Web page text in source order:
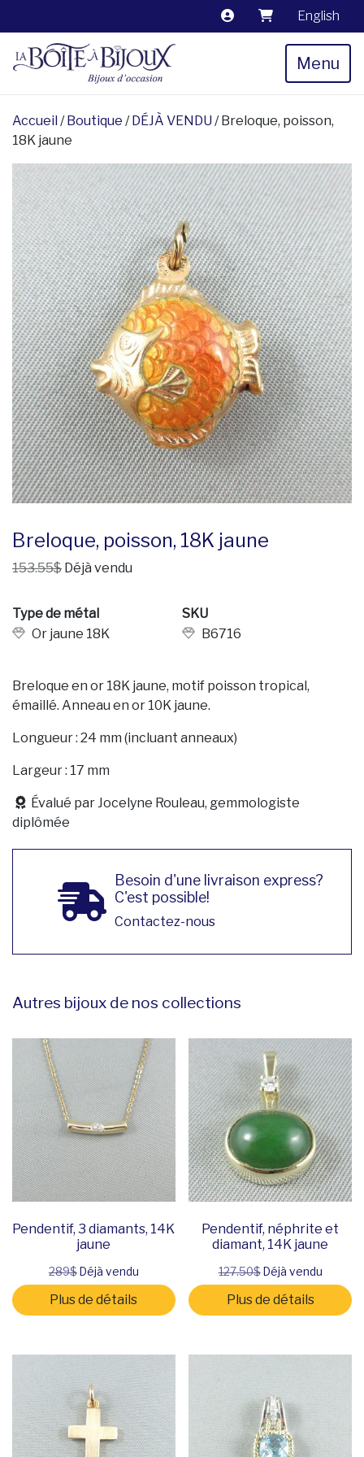
English
Menu
Accueil /Boutique /DÉJÀ VENDU / Breloque, poisson,
18K jaune
Breloque, poisson, 18K jaune
153.55$ Déjà vendu
Type de métal
Or jaune 18K
SKU
B6716
Breloque en or 18K jaune, motif poisson tropical,
émaillé. Anneau en or 10K jaune.
Longueur : 24 mm (incluant anneaux)
Largeur : 17 mm
Évalué par Jocelyne Rouleau, gemmologiste
diplômée
Besoin d'une livraison express?
C'est possible!
Contactez-nous
Autres bijoux de nos collections
Pendentif, 3 diamants, 14K
jaune
289$Déjà vendu
Plus de détails
Pendentif, néphrite et
diamant, 14K jaune
127.50$Déjà vendu
Plus de détails